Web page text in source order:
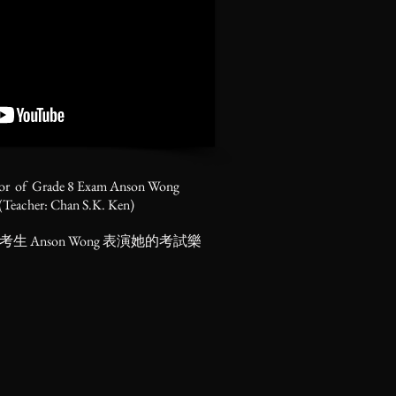
of Grade 8 Exam Anson Wong
Chan S.K. Ken)
Anson Wong 表演她的考試樂